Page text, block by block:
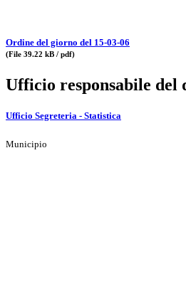
Ordine del giorno del 15-03-06
(File 39.22 kB / pdf)
Ufficio responsabile del
Ufficio Segreteria - Statistica
Municipio